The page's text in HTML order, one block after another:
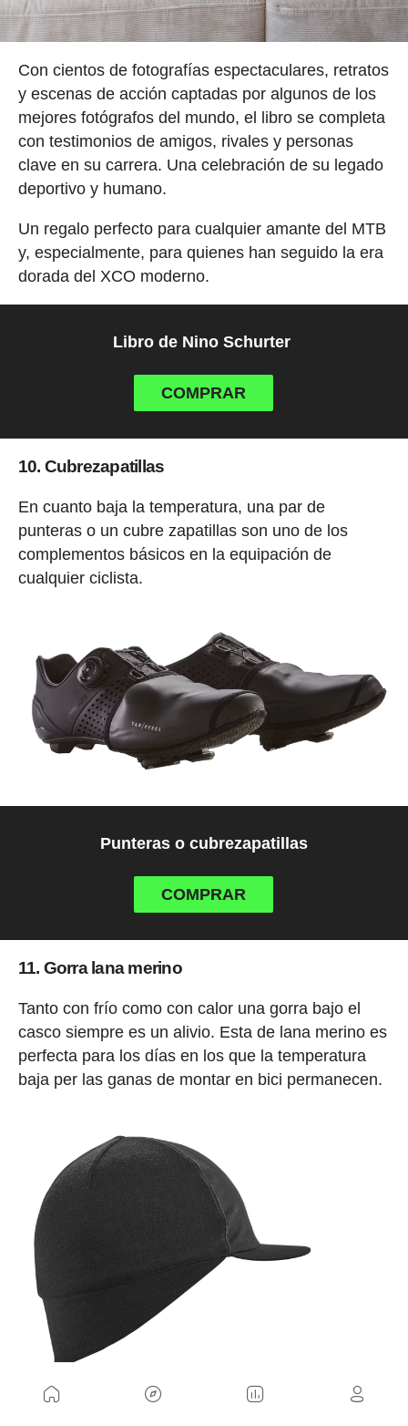
Con cientos de fotografías espectaculares, retratos
y escenas de acción captadas por algunos de los
mejores fotógrafos del mundo, el libro se completa
con testimonios de amigos, rivales y personas
clave en su carrera. Una celebración de su legado
deportivo y humano.
Un regalo perfecto para cualquier amante del MTB
y, especialmente, para quienes han seguido la era
dorada del XCO moderno.
Libro de Nino Schurter
COMPRAR
10. Cubrezapatillas
En cuanto baja la temperatura, una par de
punteras o un cubre zapatillas son uno de los
complementos básicos en la equipación de
cualquier ciclista.
Punteras o cubrezapatillas
COMPRAR
11. Gorra lana merino
Tanto con frío como con calor una gorra bajo el
casco siempre es un alivio. Esta de lana merino es
perfecta para los días en los que la temperatura
baja per las ganas de montar en bici permanecen.